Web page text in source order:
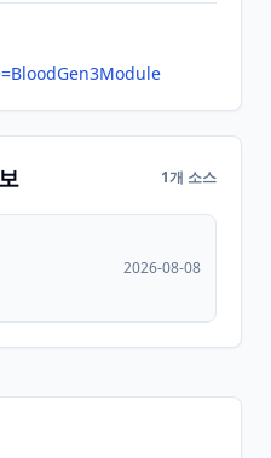
1개 소스
2026-08-08